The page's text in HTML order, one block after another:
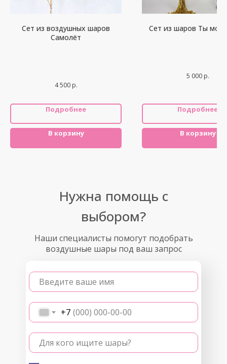
Сет из воздушных шаров
Самолёт
4 500 р.
Подробнее
В корзину
Сет из шаров Ты мой
5 000 р.
Подробнее
В корзину
Наши специалисты помогут подобрать
воздушные шары под ваш запрос
Введите ваше имя
+7
Для кого ищите шары?
Нужна помощь с
выбором?